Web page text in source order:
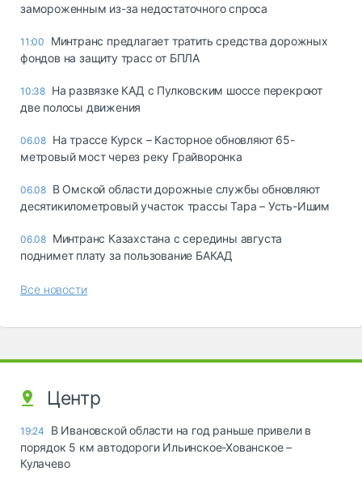
замороженным из-за недостаточного спроса
11:00
Минтранс предлагает тратить средства дорожных
фондов на защиту трасс от БПЛА
10:38 На развязке КАД с Пулковским шоссе перекроют
две полосы движения
06.08 На трассе Курск – Касторное обновляют 65-
метровый мост через реку Грайворонка
06.08 В Омской области дорожные службы обновляют
десятикилометровый участок трассы Тара – Усть-Ишим
06.08 Минтранс Казахстана с середины августа
поднимет плату за пользование БАКАД
Все новости
Центр
19:24
В Ивановской области на год раньше привели в
порядок 5 км автодороги Ильинское-Хованское –
Кулачево